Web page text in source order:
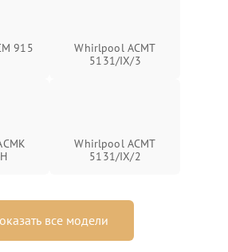
915
Whirlpool ACMT
5131/IX/3
Whirlpool ACMT
5131/IX/2
все модели